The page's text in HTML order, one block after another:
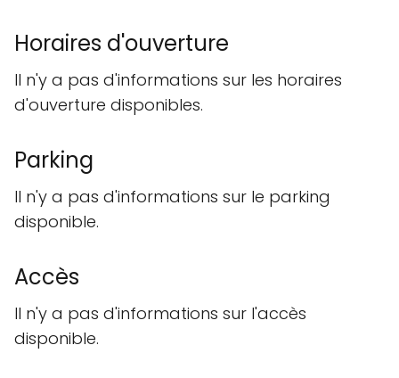
Horaires d'ouverture
Il n'y a pas d'informations sur les horaires
d'ouverture disponibles.
Parking
Il n'y a pas d'informations sur le parking
disponible.
Accès
Il n'y a pas d'informations sur l'accès
disponible.